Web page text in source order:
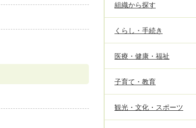
組織から探す
くらし・手続き
医療・健康・福祉
子育て・教育
観光・文化・スポーツ